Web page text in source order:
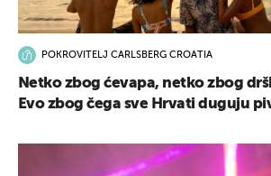
POKROVITELJ CARLSBERG CROATIA
Netko zbog ćevapa, netko zbog
Evo zbog čega sve Hrvati duguju